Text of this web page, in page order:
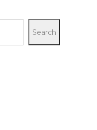
Search